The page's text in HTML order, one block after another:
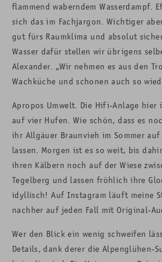
flammend waberndem Wasserdampf.
sich das im Fachjargon. Wichtiger
gut fürs Raumklima und absolut
Wasser dafür stellen wir übrigens
Alexander. „Wir nehmen es aus den
Wachküche und schonen auch so
Apropos Umwelt. Die Hifi-Anlage
auf vier Hufen. Wie schön, dass es
ihr Allgäuer Braunvieh im Sommer auf
lassen. Morgen ist es so weit, bis
ihren Kälbern noch auf der Wiese
Tegelberg und lassen fröhlich ihre
idyllisch! Auf Instagram läuft meine
nachher auf jeden Fall mit Original-
Wer den Blick ein wenig schweifen
Details, dank derer die Alpenglühen-